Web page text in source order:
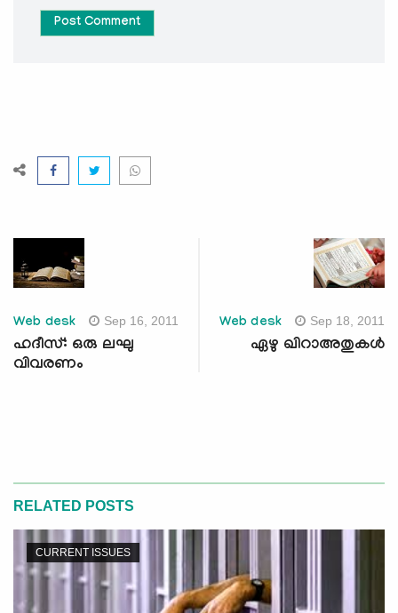
Post Comment
Web desk Sep 16, 2011
ഹദീസ്: ഒരു ലഘു
വിവരണം
Web desk Sep 18, 2011
ഏഴു ഖിറാഅതുകള്‍
RELATED POSTS
CURRENT ISSUES